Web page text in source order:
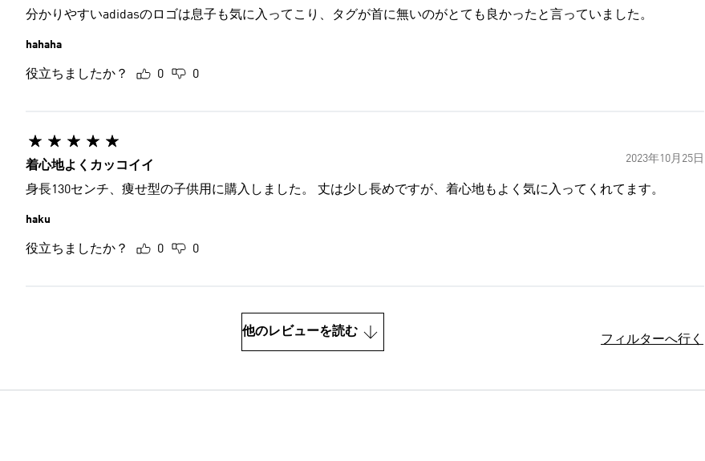
分かりやすいadidasのロゴは息子も気に入ってこり、タグが首に無いのがとても良かったと言っていました。
hahaha
役立ちましたか？ 0 0
2023年10月25日
着心地よくカッコイイ
身長130センチ、痩せ型の子供用に購入しました。 丈は少し長めですが、着心地もよく気に入ってくれてます。
haku
役立ちましたか？ 0 0
他のレビューを読む
フィルターへ行く